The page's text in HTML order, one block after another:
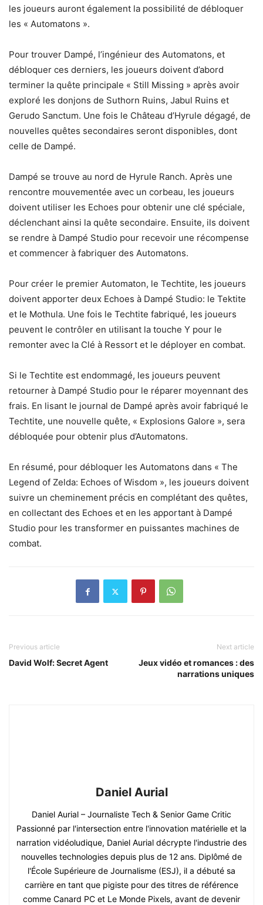
les joueurs auront également la possibilité de débloquer
les « Automatons ».
Pour trouver Dampé, l’ingénieur des Automatons, et
débloquer ces derniers, les joueurs doivent d’abord
terminer la quête principale « Still Missing » après avoir
exploré les donjons de Suthorn Ruins, Jabul Ruins et
Gerudo Sanctum. Une fois le Château d’Hyrule dégagé, de
nouvelles quêtes secondaires seront disponibles, dont
celle de Dampé.
Dampé se trouve au nord de Hyrule Ranch. Après une
rencontre mouvementée avec un corbeau, les joueurs
doivent utiliser les Echoes pour obtenir une clé spéciale,
déclenchant ainsi la quête secondaire. Ensuite, ils doivent
se rendre à Dampé Studio pour recevoir une récompense
et commencer à fabriquer des Automatons.
Pour créer le premier Automaton, le Techtite, les joueurs
doivent apporter deux Echoes à Dampé Studio: le Tektite
et le Mothula. Une fois le Techtite fabriqué, les joueurs
peuvent le contrôler en utilisant la touche Y pour le
remonter avec la Clé à Ressort et le déployer en combat.
Si le Techtite est endommagé, les joueurs peuvent
retourner à Dampé Studio pour le réparer moyennant des
frais. En lisant le journal de Dampé après avoir fabriqué le
Techtite, une nouvelle quête, « Explosions Galore », sera
débloquée pour obtenir plus d’Automatons.
En résumé, pour débloquer les Automatons dans « The
Legend of Zelda: Echoes of Wisdom », les joueurs doivent
suivre un cheminement précis en complétant des quêtes,
en collectant des Echoes et en les apportant à Dampé
Studio pour les transformer en puissantes machines de
combat.
Previous article
David Wolf: Secret Agent
Next article
Jeux vidéo et romances : des
narrations uniques
Daniel Aurial
Daniel Aurial – Journaliste Tech & Senior Game Critic
Passionné par l'intersection entre l'innovation matérielle et la
narration vidéoludique, Daniel Aurial décrypte l'industrie des
nouvelles technologies depuis plus de 12 ans. Diplômé de
l'École Supérieure de Journalisme (ESJ), il a débuté sa
carrière en tant que pigiste pour des titres de référence
comme Canard PC et Le Monde Pixels, avant de devenir